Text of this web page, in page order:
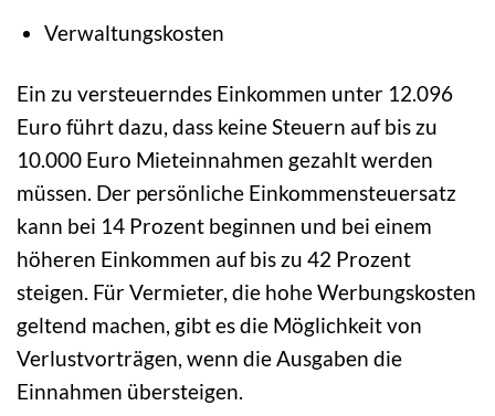
Verwaltungskosten
Ein zu versteuerndes Einkommen unter 12.096
Euro führt dazu, dass keine Steuern auf bis zu
10.000 Euro Mieteinnahmen gezahlt werden
müssen. Der persönliche Einkommensteuersatz
kann bei 14 Prozent beginnen und bei einem
höheren Einkommen auf bis zu 42 Prozent
steigen. Für Vermieter, die hohe Werbungskosten
geltend machen, gibt es die Möglichkeit von
Verlustvorträgen, wenn die Ausgaben die
Einnahmen übersteigen.